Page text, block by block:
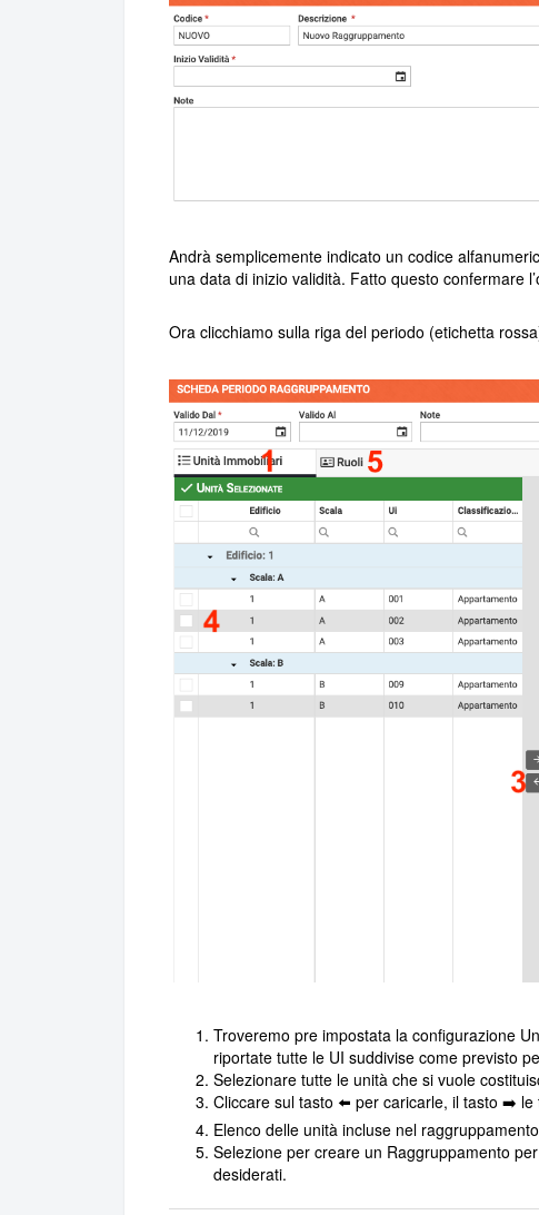
Andrà semplicemente indicato un codice
una data di inizio validità. Fatto questo confermare
Ora clicchiamo sulla riga del periodo (etichetta
Troveremo pre impostata la configurazione
riportate tutte le UI suddivise come previsto
Selezionare tutte le unità che si vuole
Cliccare sul tasto ⬅️ per caricarle, il tasto ➡️ le
Elenco delle unità incluse nel
Selezione per creare un Raggruppamento
desiderati.